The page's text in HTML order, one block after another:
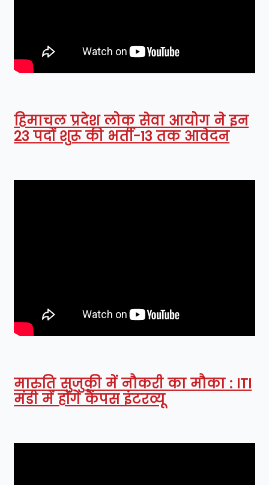
हिमाचल प्रदेश लोक सेवा आयोग ने इन
23 पदों शुरू की भर्ती-13 तक आवेदन
मारुति सुजुकी में नौकरी का मौका : ITI
मंडी में होंगे कैंपस इंटरव्यू